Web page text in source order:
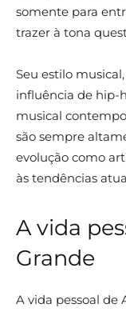
somente para
trazer à tona
Seu estilo
influência de hip-
musical
são sempre
evolução como
às tendências
A vida
Grande
A vida pessoal